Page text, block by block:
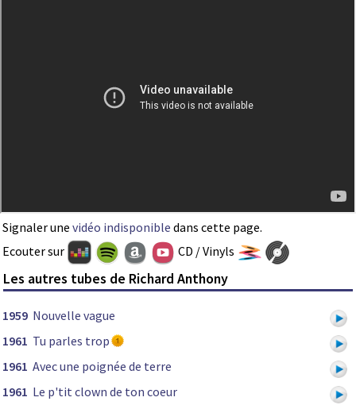
Signaler une vidéo indisponible dans cette page.
Ecouter sur
CD / Vinyls
Les autres tubes de Richard Anthony
1959 Nouvelle vague
1961 Tu parles trop
1961 Avec une poignée de terre
1961 Le p'tit clown de ton coeur